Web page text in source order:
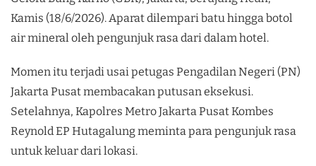
Kamis (18/6/2026). Aparat dilempari batu hingga botol
air mineral oleh pengunjuk rasa dari dalam hotel.
Momen itu terjadi usai petugas Pengadilan Negeri (PN)
Jakarta Pusat membacakan putusan eksekusi.
Setelahnya, Kapolres Metro Jakarta Pusat Kombes
Reynold EP Hutagalung meminta para pengunjuk rasa
untuk keluar dari lokasi.